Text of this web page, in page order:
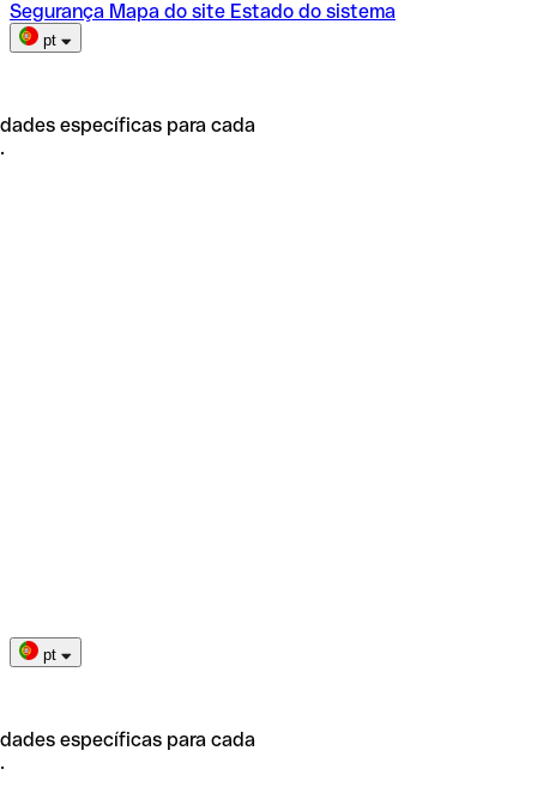
Segurança Mapa do site Estado do sistema
pt
específicas para cada
pt
específicas para cada